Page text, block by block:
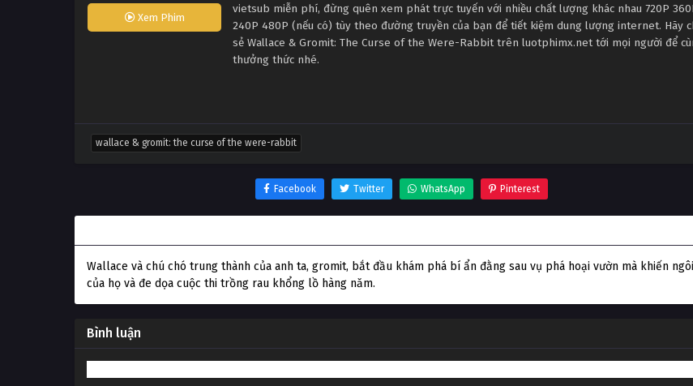
Xem Phim
vietsub miễn phí, đừng quên xem phát trực tuyến với nhiều chất lượng khác nhau 720P
240P 480P (nếu có) tùy theo đường truyền của bạn để tiết kiệm dung lượng internet. Hãy
sẻ Wallace & Gromit: The Curse of the Were-Rabbit trên luotphimx.net tới mọi người để
thưởng thức nhé.
wallace & gromit: the curse of the were-rabbit
Facebook Twitter WhatsApp Pinterest
Wallace và chú chó trung thành của anh ta, gromit, bắt đầu khám phá bí ẩn đằng sau vụ phá hoại vườn mà khiến
của họ và đe dọa cuộc thi trồng rau khổng lồ hàng năm.
Bình luận